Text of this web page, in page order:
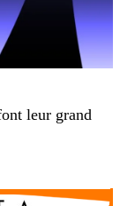
leur grand